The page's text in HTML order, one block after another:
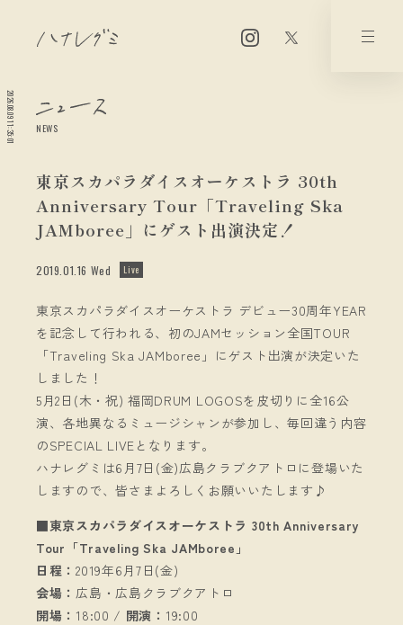
2026.08.09 11:35:01 NEWS
東京スカパラダイスオーケストラ 30th
Anniversary Tour「Traveling Ska
JAMboree」にゲスト出演決定！
2019.01.16 Wed Live
東京スカパラダイスオーケストラ デビュー30周年YEAR
を記念して行われる、初のJAMセッション全国TOUR
「Traveling Ska JAMboree」にゲスト出演が決定いた
しました！
5月2日(木・祝) 福岡DRUM LOGOSを皮切りに全16公
演、各地異なるミュージシャンが参加し、毎回違う内容
のSPECIAL LIVEとなります。
ハナレグミは6月7日(金)広島クラブクアトロに登場いた
しますので、皆さまよろしくお願いいたします♪
■東京スカパラダイスオーケストラ 30th Anniversary
Tour「Traveling Ska JAMboree」
日程：2019年6月7日(金)
会場：広島・広島クラブクアトロ
開場： 18:00 / 開演： 19:00